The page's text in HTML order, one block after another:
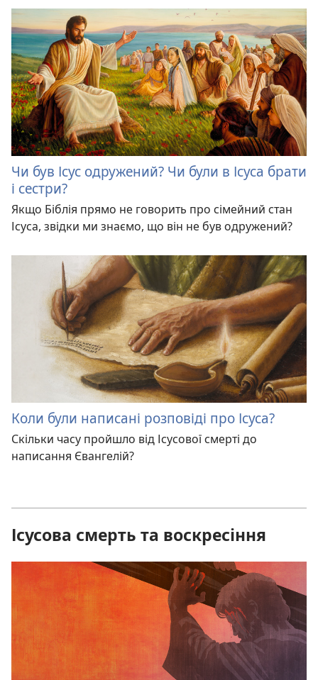
Чи був Ісус одружений? Чи були в Ісуса брати
і сестри?
Якщо Біблія прямо не говорить про сімейний стан
Ісуса, звідки ми знаємо, що він не був одружений?
Коли були написані розповіді про Ісуса?
Скільки часу пройшло від Ісусової смерті до
написання Євангелій?
Ісусова смерть та воскресіння